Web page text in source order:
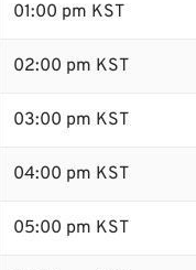
01:00 pm KST
02:00 pm KST
03:00 pm KST
04:00 pm KST
05:00 pm KST